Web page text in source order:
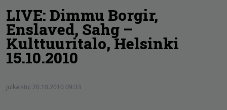
LIVE: Dimmu Borgir,
Enslaved, Sahg –
Kulttuuritalo, Helsinki
15.10.2010
Julkaistu: 20.10.2010 09:33